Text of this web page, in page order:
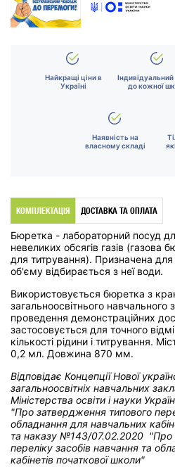
Найкращі ціни в
Україні
Індивідуальний
до кожної
Наявність на
власному складі
КОМПЛЕКТАЦІЯ ДОСТАВКА ТА ОПЛАТА
Бюретка - лабораторний посуд
невеликих обсягів газів (газова
для титрування). Призначена
об'єму відбирається з неї води.
Використовується бюретка з
загальноосвітнього навчального
проведення демонстраційних
застосовується для точного
кількості рідини і титрування.
0,2 мл. Довжина 870 мм.
Відповідає Концепції Нової
загальноосвітніх навчальних
Міністерства освіти і науки
"Про затвердження типового
обладнання для навчальних
та наказу №143/07.02.2020 "Про
переліку засобів навчання та
кабінетів початкової школи"